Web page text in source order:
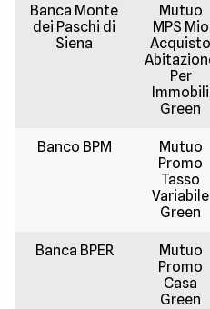
Banca Monte
dei Paschi di
Siena
Mutuo
MPS Mio
Acquisto
Per
Immobili
Green
Banco BPM
Mutuo
Promo
Tasso
Variabile
Green
Banca BPER
Mutuo
Promo
Casa
Green